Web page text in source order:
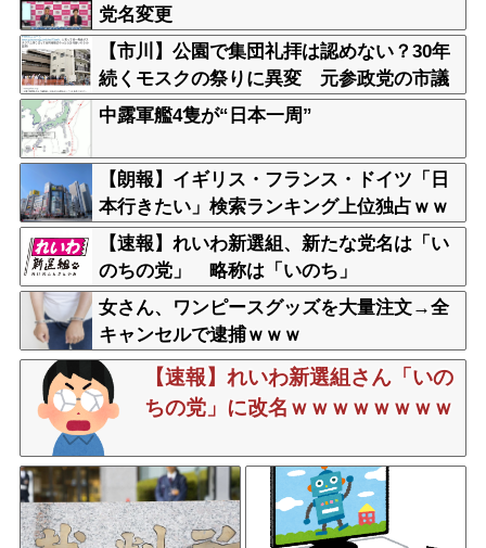
党名変更
【市川】公園で集団礼拝は認めない？30年
続くモスクの祭りに異変 元参政党の市議
とムスリムは「直接話そう」 ＳＮＳと地
中露軍艦4隻が“日本一周”
【朗報】イギリス・フランス・ドイツ「日
本行きたい」検索ランキング上位独占ｗｗ
ｗ【速報】れいわ新選組、新たな党名は「い
のちの党」 略称は「いのち」
女さん、ワンピースグッズを大量注文→全
キャンセルで逮捕ｗｗｗ
【速報】れいわ新選組さん「いの
ちの党」に改名ｗｗｗｗｗｗｗｗ